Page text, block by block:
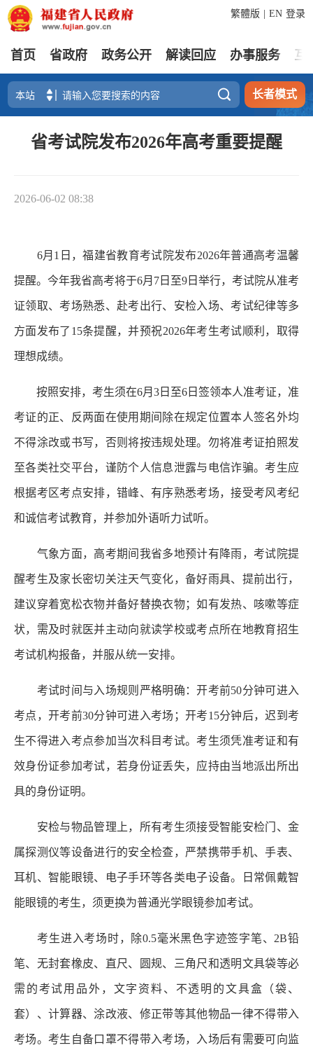
登录
繁體版 EN
首页 省政府 政务公开 解读回应 办事服务 互
 长者模式
省考试院发布2026年高考重要提醒
2026-06-02 08:38
6月1日，福建省教育考试院发布2026年普通高考温馨
提醒。今年我省高考将于6月7日至9日举行，考试院从准考
证领取、考场熟悉、赴考出行、安检入场、考试纪律等多
方面发布了15条提醒，并预祝2026年考生考试顺利，取得
理想成绩。
按照安排，考生须在6月3日至6日签领本人准考证，准
考证的正、反两面在使用期间除在规定位置本人签名外均
不得涂改或书写，否则将按违规处理。勿将准考证拍照发
至各类社交平台，谨防个人信息泄露与电信诈骗。考生应
根据考区考点安排，错峰、有序熟悉考场，接受考风考纪
和诚信考试教育，并参加外语听力试听。
气象方面，高考期间我省多地预计有降雨，考试院提
醒考生及家长密切关注天气变化，备好雨具、提前出行，
建议穿着宽松衣物并备好替换衣物；如有发热、咳嗽等症
状，需及时就医并主动向就读学校或考点所在地教育招生
考试机构报备，并服从统一安排。
考试时间与入场规则严格明确：开考前50分钟可进入
考点，开考前30分钟可进入考场；开考15分钟后，迟到考
生不得进入考点参加当次科目考试。考生须凭准考证和有
效身份证参加考试，若身份证丢失，应持由当地派出所出
具的身份证明。
安检与物品管理上，所有考生须接受智能安检门、金
属探测仪等设备进行的安全检查，严禁携带手机、手表、
耳机、智能眼镜、电子手环等各类电子设备。日常佩戴智
能眼镜的考生，须更换为普通光学眼镜参加考试。
考生进入考场时，除0.5毫米黑色字迹签字笔、2B铅
笔、无封套橡皮、直尺、圆规、三角尺和透明文具袋等必
需的考试用品外，文字资料、不透明的文具盒（袋、
套）、计算器、涂改液、修正带等其他物品一律不得带入
考场。考生自备口罩不得带入考场，入场后有需要可向监